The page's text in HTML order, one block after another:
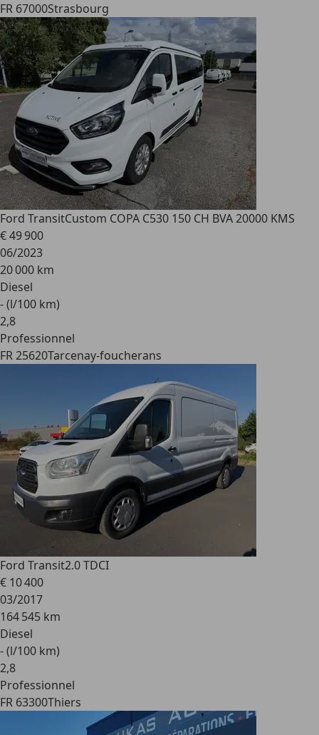
FR 67000Strasbourg
Ford TransitCustom COPA C530 150 CH BVA 20000 KMS
€ 49 900
06/2023
20 000 km
Diesel
- (l/100 km)
2,8
Professionnel
FR 25620Tarcenay-foucherans
Ford Transit2.0 TDCI
€ 10 400
03/2017
164 545 km
Diesel
- (l/100 km)
2,8
Professionnel
FR 63300Thiers